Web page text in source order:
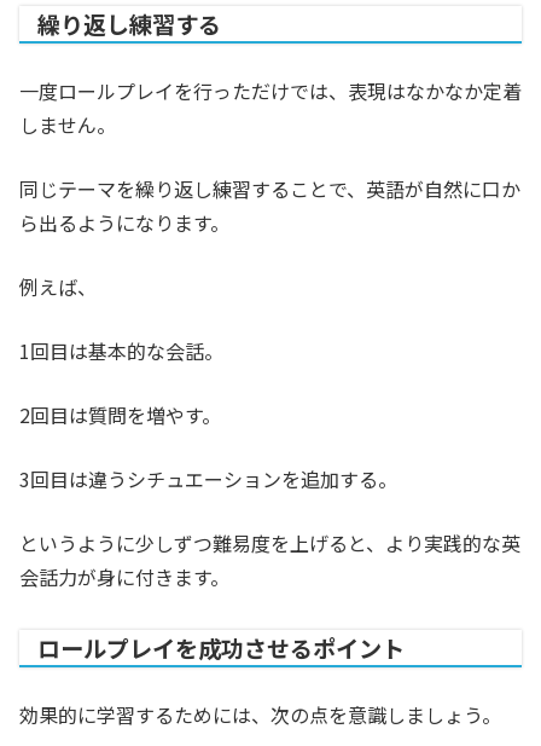
繰り返し練習する
一度ロールプレイを行っただけでは、表現はなかなか定着
しません。
同じテーマを繰り返し練習することで、英語が自然に口か
ら出るようになります。
例えば、
1回目は基本的な会話。
2回目は質問を増やす。
3回目は違うシチュエーションを追加する。
というように少しずつ難易度を上げると、より実践的な英
会話力が身に付きます。
ロールプレイを成功させるポイント
効果的に学習するためには、次の点を意識しましょう。